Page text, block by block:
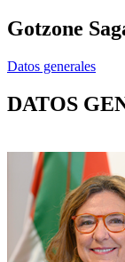
Gotzone
Datos generales
DATOS